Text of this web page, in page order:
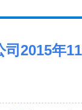
2015年